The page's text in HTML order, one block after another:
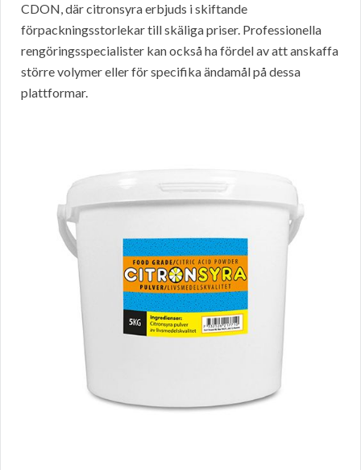
CDON, där citronsyra erbjuds i skiftande
förpackningsstorlekar till skäliga priser. Professionella
rengöringsspecialister kan också ha fördel av att anskaffa
större volymer eller för specifika ändamål på dessa
plattformar.